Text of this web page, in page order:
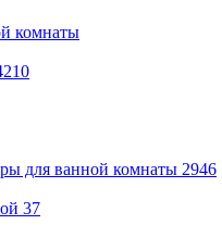
комнаты
для ванной комнаты 2946
37